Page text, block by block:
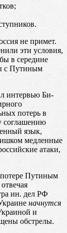
не примет.
эти условия,
в середине
с Путиным
интервью Би-
потерь в
соглашению
язык,
медленные
атаки,
потере Путиным
ин. дел РФ
начнутся
и
обстрелы.